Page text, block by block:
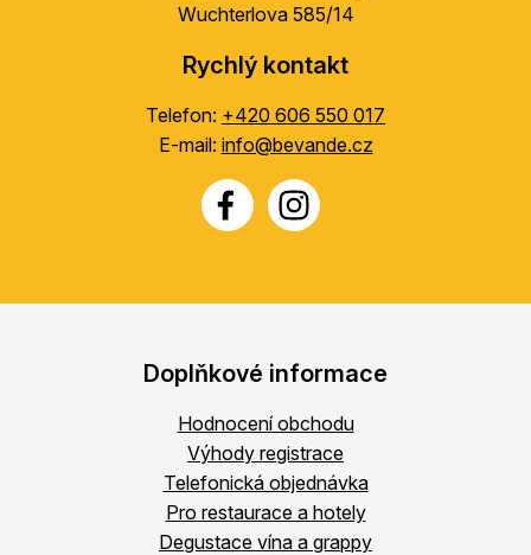
Wuchterlova 585/14
Rychlý kontakt
Telefon: +420 606 550 017
E-mail: info@bevande.cz
Doplňkové informace
Hodnocení obchodu
Výhody registrace
Telefonická objednávka
Pro restaurace a hotely
Degustace vína a grappy